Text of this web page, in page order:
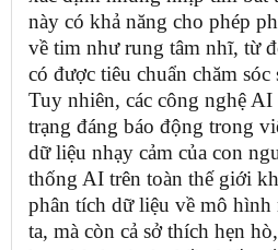
này có khả năng cho phép
về tim như rung tâm nhĩ, từ
có được tiêu chuẩn chăm sóc
Tuy nhiên, các công nghệ
trạng đáng báo động trong
dữ liệu nhạy cảm của con
thống AI trên toàn thế giới
phân tích dữ liệu về mô hình
ta, mà còn cả sở thích hẹn